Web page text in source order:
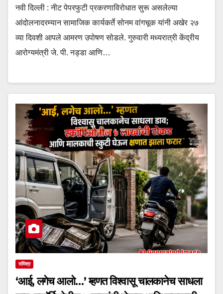
नवी दिल्ली : नीट पेपरफुटी प्रकरणाविरोधात सुरू असलेल्या
आंदोलनादरम्यान सामाजिक कार्यकर्ते सोनम वांगचूक यांनी अखेर २७
व्या दिवशी आपले आमरण उपोषण सोडले. गुरुवारी मध्यरात्री केंद्रीय
आरोग्यमंत्री जे. पी. नड्डा आणि…
संमिश्र
‘आई, लगेच आलो…’ म्हणत विश्वासू चालकानेच साधला